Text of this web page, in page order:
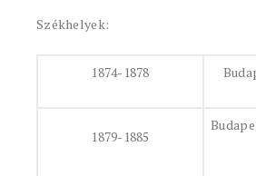
Székhelyek:
1874-1878
1879-1885